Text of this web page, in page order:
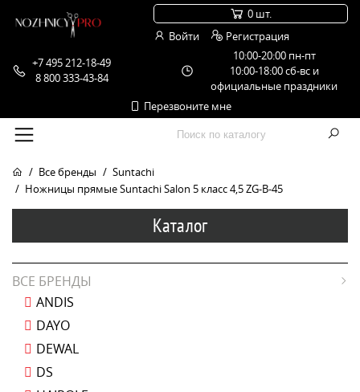
+7 495 212-18-49
8 800 333-43-84
10:00-20:00 пн-пт
10:00-18:00 сб-вс и
официальные праздники
Перезвоните мне
0 шт.
Войти
Регистрация
Все бренды
Suntachi
Ножницы прямые Suntachi Salon 5 класс 4,5 ZG-B-45
Каталог
ВСЕ БРЕНДЫ
ANDIS
DAYO
DEWAL
DS